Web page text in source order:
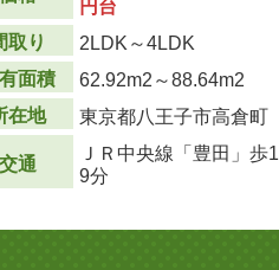
円台
取り
2LDK～4LDK
面積
62.92m2 ～88.64m2
在地
東京都八王子市高倉町
交通
ＪＲ中央線「豊田」歩1
9分